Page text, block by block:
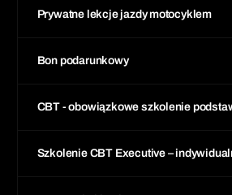
Prywatne lekcje jazdy motocyklem
Bon podarunkowy
CBT - obowiązkowe szkolenie
Szkolenie CBT Executive –